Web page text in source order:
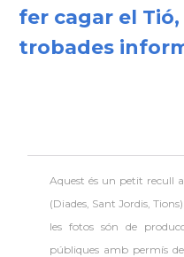
fer cagar el
trobades
Aquest és un petit recull
(Diades, Sant Jordis,
les fotos són de
públiques amb permís